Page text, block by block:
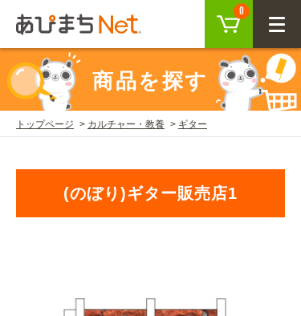
0
CLOSE
ログイン
会員登録
商品を探す
SEARCH
商品を探す
トップページ カルチャー・教養 ギター
(のぼり)ギター販売店1